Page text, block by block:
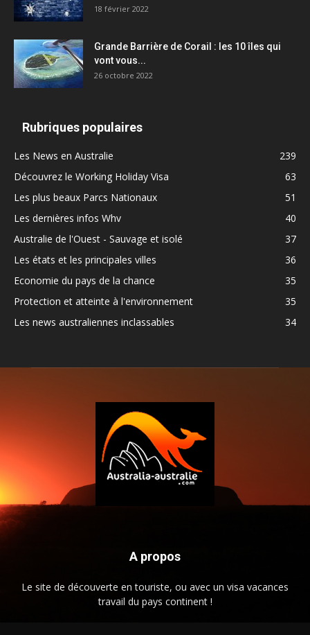
18 février 2022
Grande Barrière de Corail : les 10 îles qui
vont vous...
26 octobre 2022
Rubriques populaires
Les News en Australie
239
Découvrez le Working Holiday Visa
63
Les plus beaux Parcs Nationaux
51
Les dernières infos Whv
40
Australie de l'Ouest - Sauvage et isolé
37
Les états et les principales villes
36
Economie du pays de la chance
35
Protection et atteinte à l'environnement
35
Les news australiennes inclassables
34
A propos
Le site de découverte en touriste, ou avec un visa vacances
travail du pays continent !